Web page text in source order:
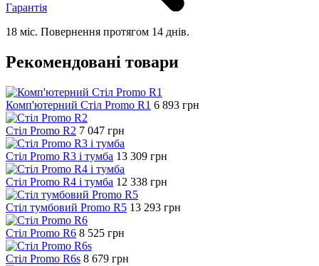
Гарантія
18 міс. Повернення протягом 14 днів.
Рекомендовані товари
Комп'ютерний Стіл Promo R1 6 893 грн
Стіл Promo R2 7 047 грн
Стіл Promo R3 і тумба 13 309 грн
Стіл Promo R4 і тумба 12 338 грн
Стіл тумбовий Promo R5 13 293 грн
Стіл Promo R6 8 525 грн
Стіл Promo R6s 8 679 грн